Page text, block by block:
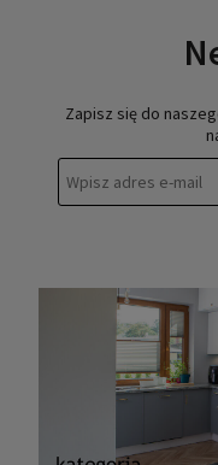
Zapisz się do